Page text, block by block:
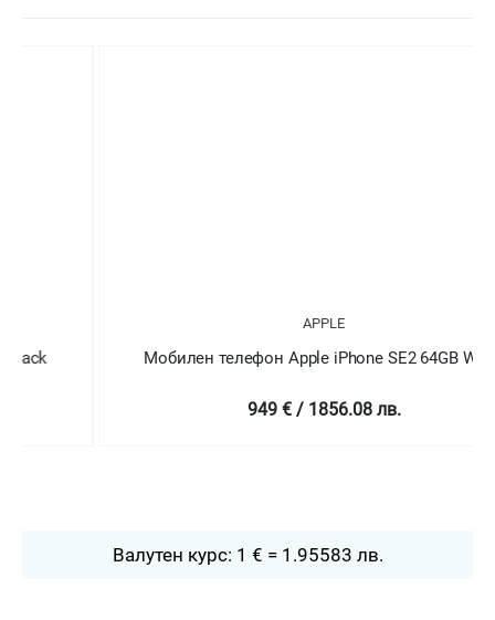
Мобилен телефон Apple iPhone SE2 64GB White
949 € / 1856.08 лв.
Валутен курс: 1 € = 1.95583 лв.